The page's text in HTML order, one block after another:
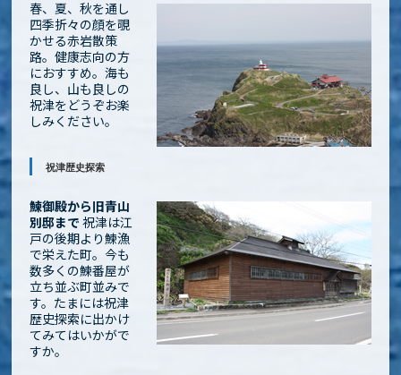
春、夏、秋を通し
四季折々の顔を覗
かせる赤岩散策
路。健康志向の方
におすすめ。海も
良し、山も良しの
祝津をどうぞお楽
しみください。
祝津歴史探索
鰊御殿から旧青山
別邸まで 祝津は江
戸の後期より鰊漁
で栄えた町。今も
数多くの鰊番屋が
立ち並ぶ町並みで
す。たまには祝津
歴史探索に出かけ
てみてはいかがで
すか。